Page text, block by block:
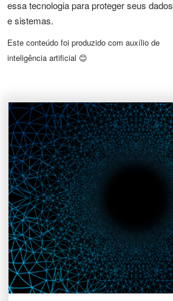
essa tecnologia para proteger seus dados
e sistemas.
Este conteúdo foi produzido com auxílio de
inteligência artificial 😊